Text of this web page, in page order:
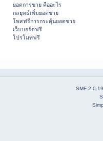
ยอดการขาย คืออะไร
กลยุทธ์เพิ่มยอดขาย
โพสฟรีการกระตุ้นยอดขาย
เว็บบอร์ดฟรี
โปรโมทฟรี
SMF 2.0.19